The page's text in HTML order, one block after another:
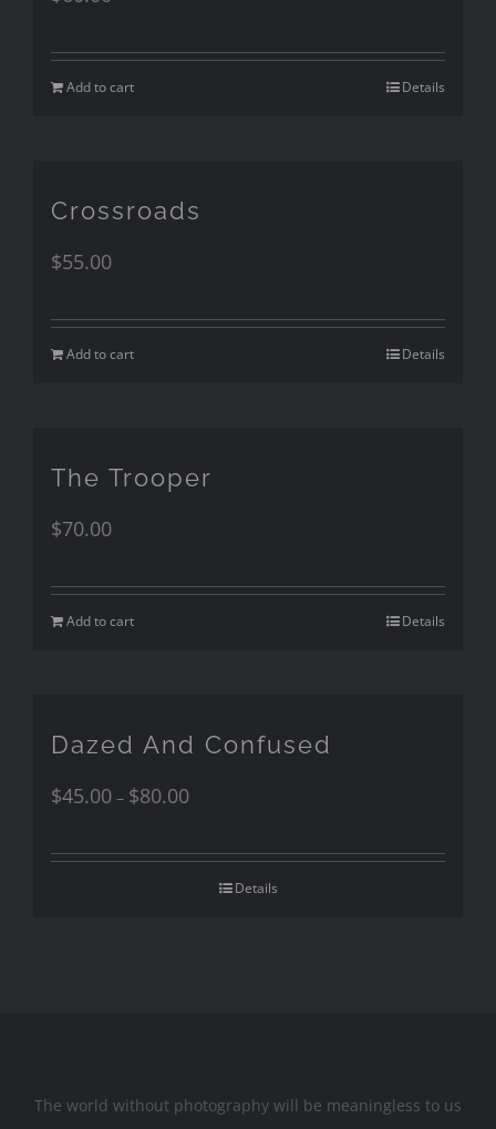
Add to cart Details
Crossroads
$55.00
Add to cart Details
The Trooper
$70.00
Add to cart Details
Dazed And Confused
$45.00 – $80.00
Details
The world without photography will be meaningless to us